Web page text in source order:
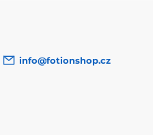
info@fotionshop.cz